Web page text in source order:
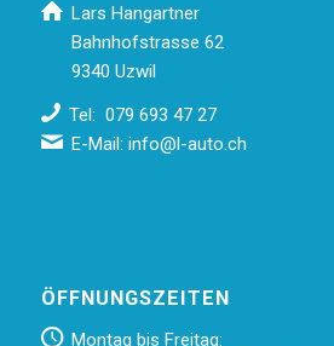
Lars Hangartner
Bahnhofstrasse 62
9340 Uzwil
Tel: 079 693 47 27
E-Mail:info@l-auto.ch
ÖFFNUNGSZEITEN
Montag bis Freitag: